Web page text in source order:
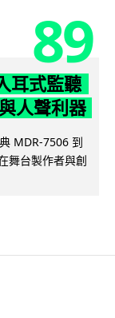
89
耳式監聽
人聲利器
MDR-7506 到
舞台製作者與創